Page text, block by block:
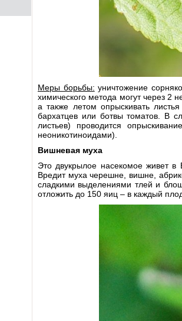
Меры борьбы: уничтожение
химического метода могут через 2
а также летом опрыскивать
бархатцев или ботвы томатов. В
листьев) проводится
неоникотиноидами).
Вишневая муха
Это двукрылое насекомое живет в
Вредит муха черешне, вишне,
сладкими выделениями тлей и
отложить до 150 яиц – в каждый